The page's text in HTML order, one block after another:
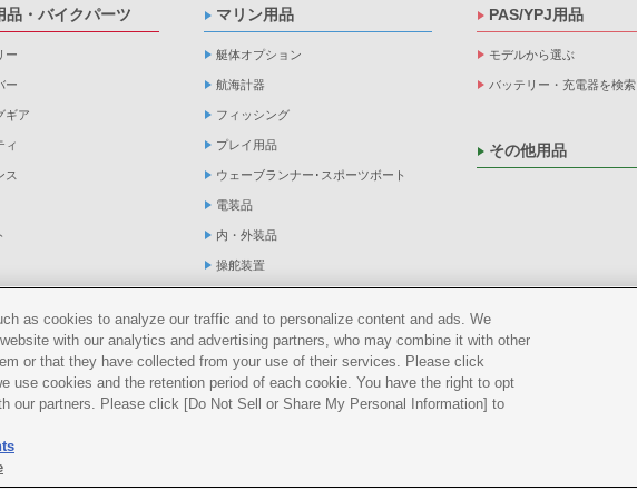
品・バイクパーツ
ー
ー
ギア
ィ
ス
レーシングキットパーツ
マリン用品
艇体オプション
航海計器
フィッシング
プレイ用品
ウェーブランナー･スポーツボート
電装品
内・外装品
操舵装置
係船品
救命品・検査品
メンテナンス
PAS/YPJ用品
モデルから選ぶ
バッテリー・充電器を検索
その他用品
as cookies to analyze our traffic and to personalize content and ads. We
with our analytics and advertising partners, who may combine it with other
or that they have collected from your use of their services. Please click
use cookies and the retention period of each cookie. You have the right to opt
our partners. Please click [Do Not Sell or Share My Personal Information] to